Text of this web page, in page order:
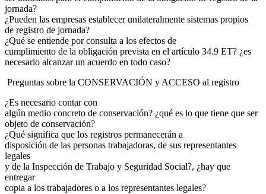
jornada?
¿Pueden las empresas establecer unilateralmente sistemas propios
de registro de jornada?
¿Qué se entiende por consulta a los efectos de
cumplimiento de la obligación prevista en el artículo 34.9 ET? ¿es
necesario alcanzar un acuerdo en todo caso?
Preguntas sobre la CONSERVACIÓN y ACCESO al registro
¿Es necesario contar con
algún medio concreto de conservación? ¿qué es lo que tiene que ser
objeto de conservación?
¿Qué significa que los registros permanecerán a
disposición de las personas trabajadoras, de sus representantes
legales
y de la Inspección de Trabajo y Seguridad Social?, ¿hay que
entregar
copia a los trabajadores o a los representantes legales?